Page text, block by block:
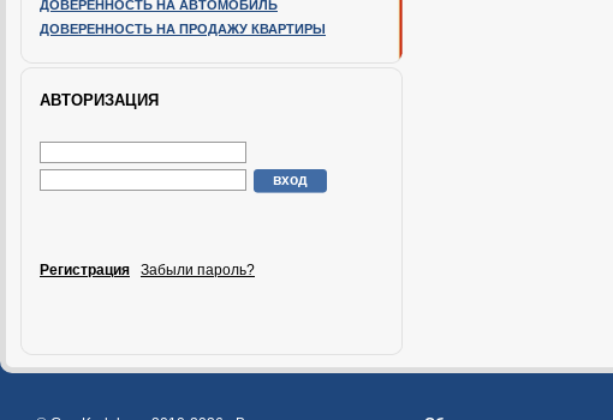
ДОВЕРЕННОСТЬ НА АВТОМОБИЛЬ
ДОВЕРЕННОСТЬ НА ПРОДАЖУ КВАРТИРЫ
АВТОРИЗАЦИЯ
Регистрация Забыли пароль?